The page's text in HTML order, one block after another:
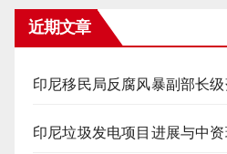
近期文章
印尼移民局反腐风暴副部长
印尼垃圾发电项目进展与中